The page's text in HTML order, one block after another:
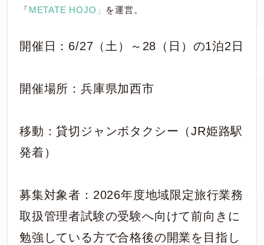
「METATE HOJO」 を運営。
開催日：6/27（土）～28（日）の1泊2日
開催場所：兵庫県加西市
移動：貸切ジャンボタクシー（JR姫路駅
発着）
募集対象者：2026年度地域限定旅行業務
取扱管理者試験の受験へ向けて前向きに
勉強している方で合格後の開業を目指し